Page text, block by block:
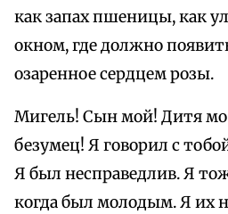
как запах пшеницы, как
окном, где должно
озаренное сердцем розы.
Мигель! Сын мой! Дитя
безумец! Я говорил с
Я был несправедлив. Я
когда был молодым. Я их